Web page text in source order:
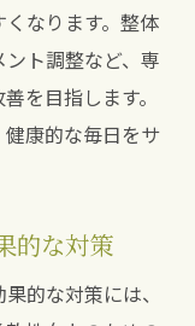
なります。整体
ト調整など、専
を目指します。
康的な毎日をサ
的な対策
的な対策には、